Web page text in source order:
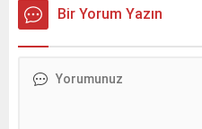
İZOTAŞ’a yönelik haciz
işlemi başlatıldığını duyurdu.
Bir Yorum Yazın